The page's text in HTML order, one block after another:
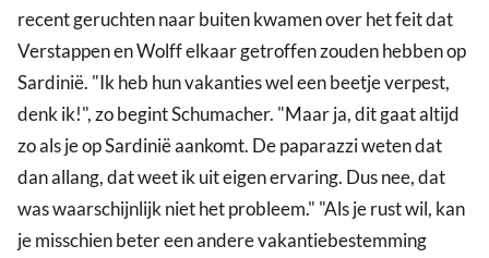
recent geruchten naar buiten kwamen over het feit dat
Verstappen en Wolff elkaar getroffen zouden hebben op
Sardinië. "Ik heb hun vakanties wel een beetje verpest,
denk ik!", zo begint Schumacher. "Maar ja, dit gaat altijd
zo als je op Sardinië aankomt. De paparazzi weten dat
dan allang, dat weet ik uit eigen ervaring. Dus nee, dat
was waarschijnlijk niet het probleem." "Als je rust wil, kan
je misschien beter een andere vakantiebestemming